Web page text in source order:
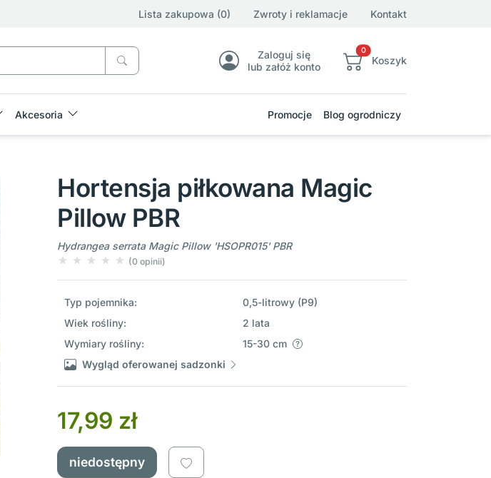
Lista zakupowa (0) Zwroty i reklamacje Kontakt
Zaloguj się
lub załóż konto
0
Koszyk
Akcesoria Promocje Blog ogrodniczy
Hortensja piłkowana Magic
Pillow PBR
Hydrangea serrata Magic Pillow 'HSOPR015' PBR
(0 opinii)
Typ pojemnika:
0,5-litrowy (P9)
Wiek rośliny:
2 lata
Wymiary rośliny:
15-30 cm
Wygląd oferowanej sadzonki
17,99 zł
niedostępny